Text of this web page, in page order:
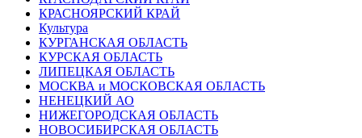
КРАСНОЯРСКИЙ КРАЙ
Культура
КУРГАНСКАЯ ОБЛАСТЬ
КУРСКАЯ ОБЛАСТЬ
ЛИПЕЦКАЯ ОБЛАСТЬ
МОСКВА и МОСКОВСКАЯ ОБЛАСТЬ
НЕНЕЦКИЙ АО
НИЖЕГОРОДСКАЯ ОБЛАСТЬ
НОВОСИБИРСКАЯ ОБЛАСТЬ